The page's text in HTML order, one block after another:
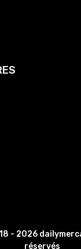
- 2026
réservés